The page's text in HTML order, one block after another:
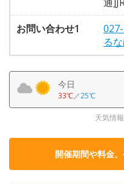
お問い合わせ1
る
今日
33℃／25℃
天気情
開催期間や料金